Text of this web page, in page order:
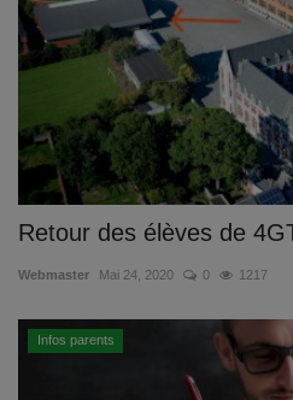
Retour des élèves de
Webmaster Mai 24, 2020 0 1217
Infos parents